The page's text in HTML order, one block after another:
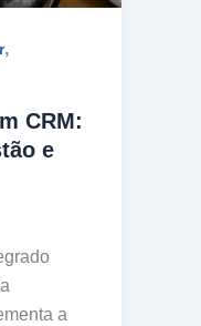
,
CRM:
e
a